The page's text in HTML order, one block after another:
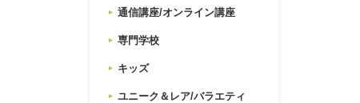
通信講座/オンライン講座
専門学校
キッズ
ユニーク＆レア/バラエティ